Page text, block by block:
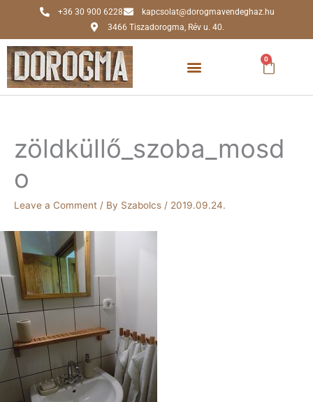
content
+36 30 900 6228
kapcsolat@dorogmavendeghaz.hu
3466 Tiszadorogma, Rév u. 40.
0
Kosár
zöldküllő_szoba_mosd
o
Leave a Comment / By Szabolcs / 2019.09.24.